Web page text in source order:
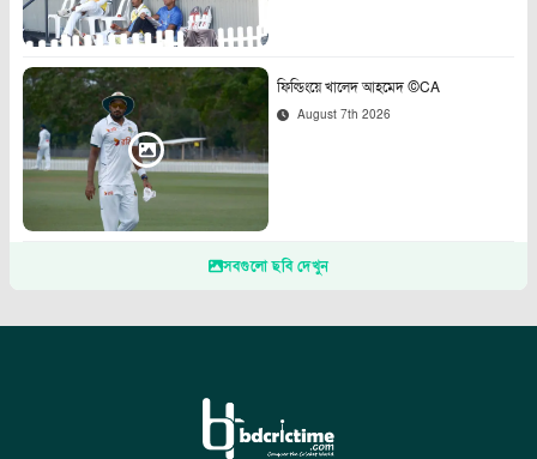
ফিল্ডিংয়ে খালেদ আহমেদ ©CA
August 7th 2026
সবগুলো ছবি দেখুন